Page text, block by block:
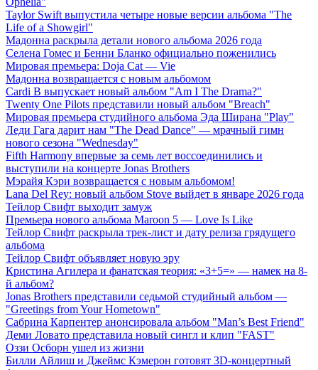
Taylor Swift выпустила четыре новые версии альбома "The
Life of a Showgirl"
Мадонна раскрыла детали нового альбома 2026 года
Селена Гомес и Бенни Бланко официально поженились
Мировая премьера: Doja Cat — Vie
Мадонна возвращается с новым альбомом
Cardi B выпускает новый альбом "Am I The Drama?"
Twenty One Pilots представили новый альбом "Breach"
Мировая премьера студийного альбома Эда Ширана "Play"
Леди Гага дарит нам "The Dead Dance" — мрачный гимн
нового сезона "Wednesday"
Fifth Harmony впервые за семь лет воссоединились и
выступили на концерте Jonas Brothers
Мэрайя Кэри возвращается с новым альбомом!
Lana Del Rey: новый альбом Stove выйдет в январе 2026 года
Тейлор Свифт выходит замуж
Премьера нового альбома Maroon 5 — Love Is Like
Тейлор Свифт раскрыла трек-лист и дату релиза грядущего
альбома
Тейлор Свифт объявляет новую эру
Кристина Агилера и фанатская теория: «3+5=» — намек на 8-
й альбом?
Jonas Brothers представили седьмой студийный альбом —
"Greetings from Your Hometown"
Сабрина Карпентер анонсировала альбом "Man’s Best Friend"
Деми Ловато представила новый сингл и клип "FAST"
Оззи Осборн ушел из жизни
Билли Айлиш и Джеймс Кэмерон готовят 3D-концертный